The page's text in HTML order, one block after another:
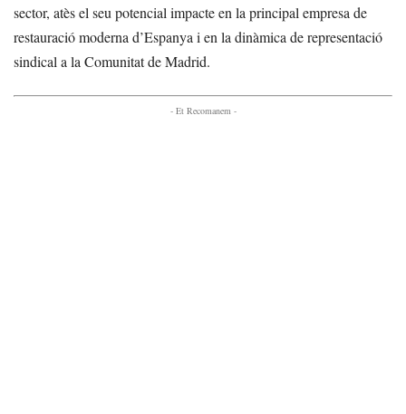
sector, atès el seu potencial impacte en la principal empresa de
restauració moderna d’Espanya i en la dinàmica de representació
sindical a la Comunitat de Madrid.
- Et Recomanem -